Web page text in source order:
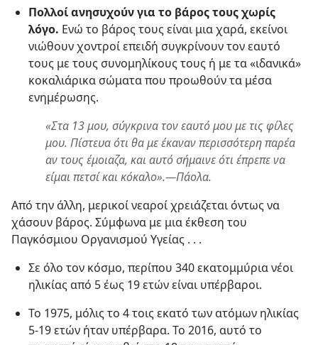
Πολλοί ανησυχούν για το βάρος τους χωρίς
λόγο. Ενώ το βάρος τους είναι μια χαρά, εκείνοι
νιώθουν χοντροί επειδή συγκρίνουν τον εαυτό
τους με τους συνομηλίκους τους ή με τα «ιδανικά»
κοκαλιάρικα σώματα που προωθούν τα μέσα
ενημέρωσης.
«Στα 13 μου, σύγκρινα τον εαυτό μου με τις φίλες
μου. Πίστευα ότι θα με έκαναν περισσότερη παρέα
αν τους έμοιαζα, και αυτό σήμαινε ότι έπρεπε να
είμαι πετσί και κόκαλο».—Πάολα.
Από την άλλη, μερικοί νεαροί χρειάζεται όντως να
χάσουν βάρος. Σύμφωνα με μια έκθεση του
Παγκόσμιου Οργανισμού Υγείας . . .
Σε όλο τον κόσμο, περίπου 340 εκατομμύρια νέοι
ηλικίας από 5 έως 19 ετών είναι υπέρβαροι.
Το 1975, μόλις το 4 τοις εκατό των ατόμων ηλικίας
5-19 ετών ήταν υπέρβαρα. Το 2016, αυτό το